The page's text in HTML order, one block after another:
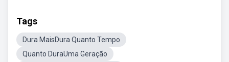
Tags
Dura MaisDura Quanto Tempo
Quanto DuraUma Geração